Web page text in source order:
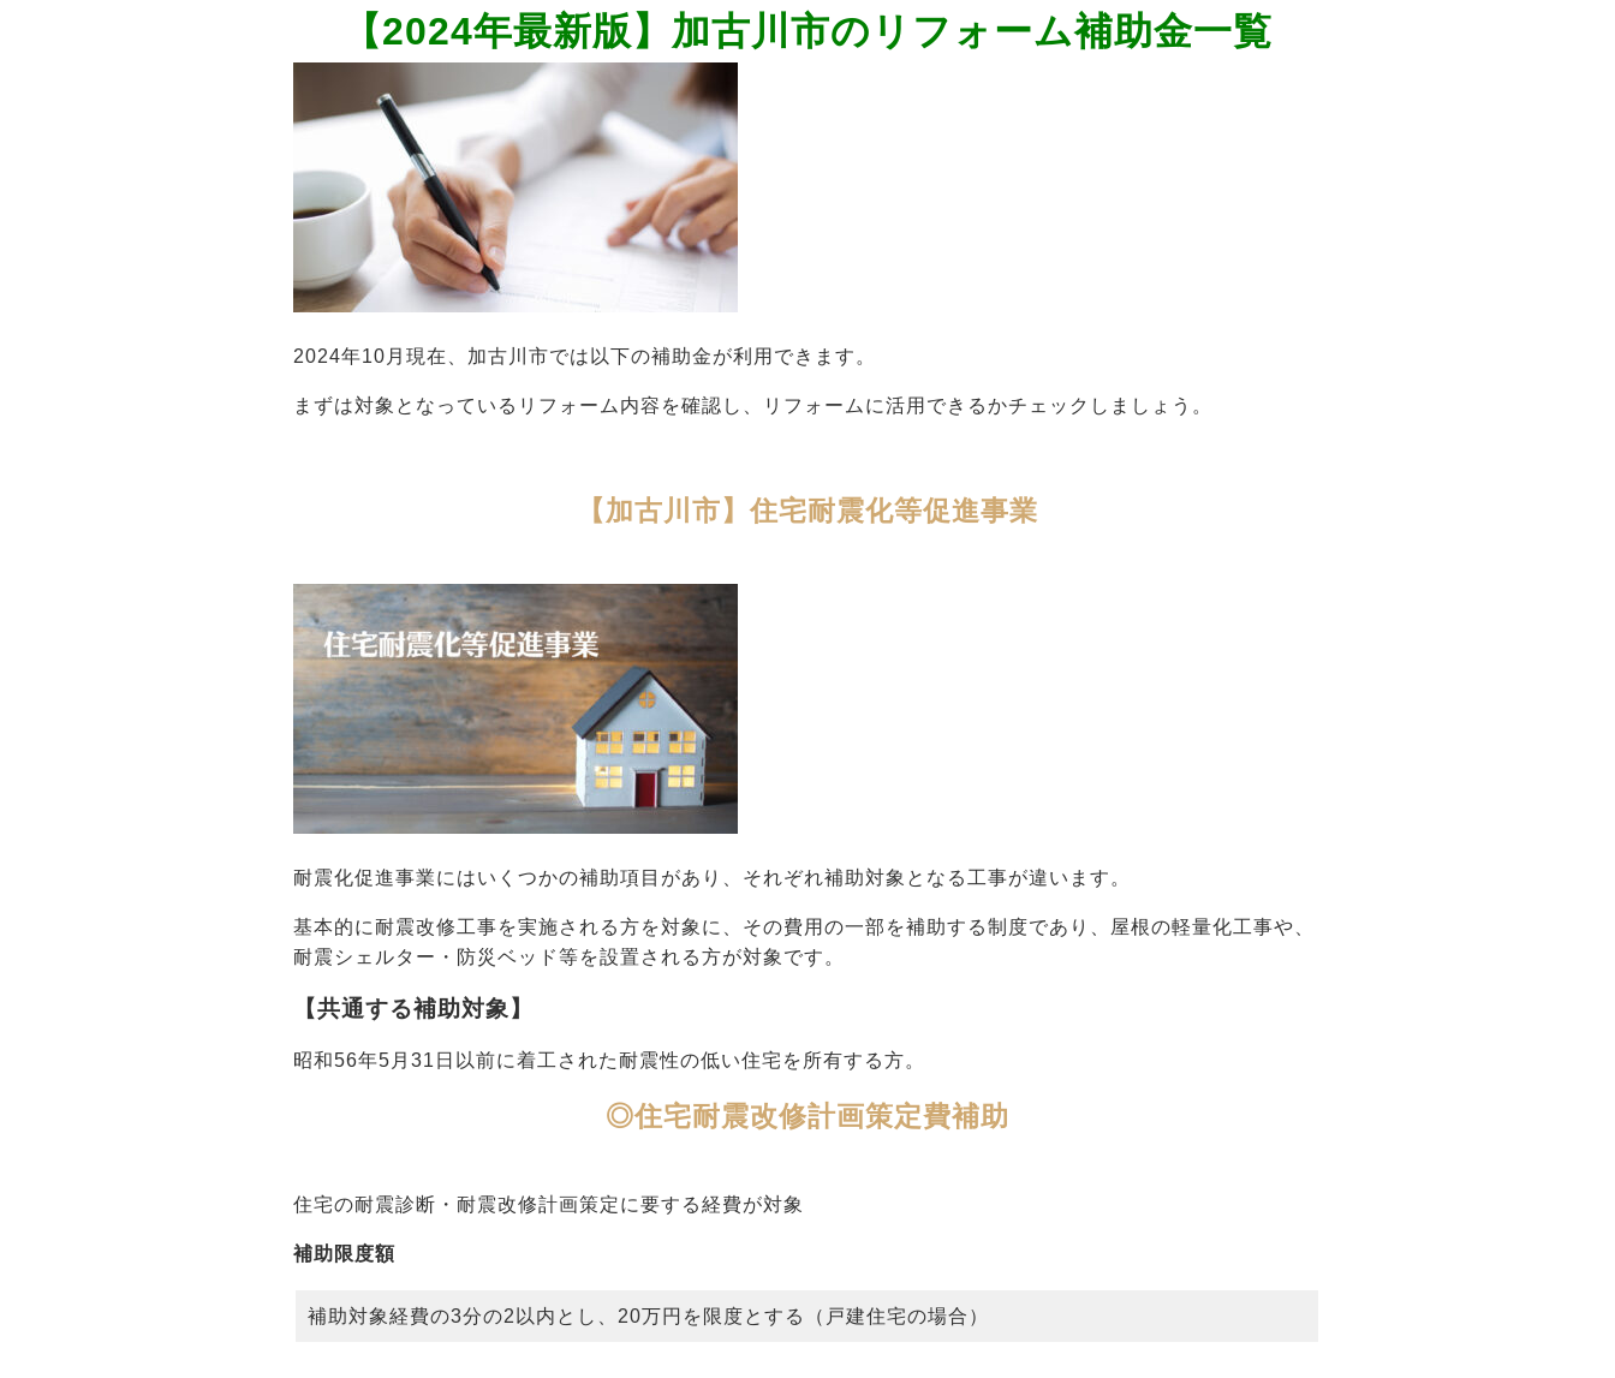
【2024年最新版】加古川市のリフォーム補助金一覧
2024年10月現在、加古川市では以下の補助金が利用できます。
まずは対象となっているリフォーム内容を確認し、リフォームに活用できるかチェックしましょう。
【加古川市】住宅耐震化等促進事業
耐震化促進事業にはいくつかの補助項目があり、それぞれ補助対象となる工事が違います。
基本的に耐震改修工事を実施される方を対象に、その費用の一部を補助する制度であり、屋根の軽量化工事や、
耐震シェルター・防災ベッド等を設置される方が対象です。
【共通する補助対象】
昭和56年5月31日以前に着工された耐震性の低い住宅を所有する方。
◎住宅耐震改修計画策定費補助
住宅の耐震診断・耐震改修計画策定に要する経費が対象
補助限度額
補助対象経費の3分の2以内とし、20万円を限度とする（戸建住宅の場合）